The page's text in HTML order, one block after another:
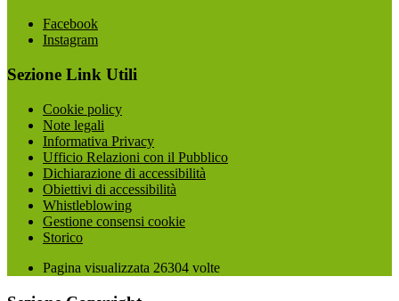
Facebook
Instagram
Sezione Link Utili
Cookie policy
Note legali
Informativa Privacy
Ufficio Relazioni con il Pubblico
Dichiarazione di accessibilità
Obiettivi di accessibilità
Whistleblowing
Gestione consensi cookie
Storico
Pagina visualizzata 26304 volte